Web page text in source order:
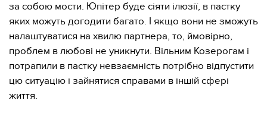
за собою мости. Юпітер буде сіяти ілюзії, в пастку
яких можуть догодити багато. І якщо вони не зможуть
налаштуватися на хвилю партнера, то, ймовірно,
проблем в любові не уникнути. Вільним Козерогам і
потрапили в пастку невзаємність потрібно відпустити
цю ситуацію і зайнятися справами в іншій сфері
життя.